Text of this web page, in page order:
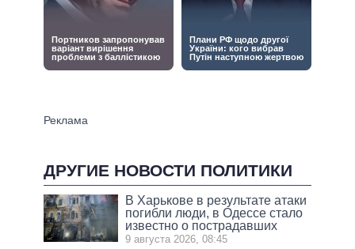
ДРУГИЕ НОВОСТИ ПОЛИТИКИ
В Харькове в результате атаки
погибли люди, в Одессе стало
известно о пострадавших
9 августа 2026, 08:45